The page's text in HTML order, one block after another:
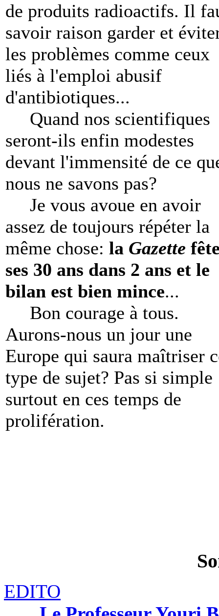
de produits radioactifs. Il
savoir raison garder et
les problèmes comme ceux
liés à l'emploi abusif
d'antibiotiques...
Quand nos scientifiques
seront-ils enfin modestes
devant l'immensité de ce
nous ne savons pas?
Je vous avoue en avoir
assez de toujours répéter la
même chose: la Gazette
ses 30 ans dans 2 ans et le
bilan est bien mince...
Bon courage à tous.
Aurons-nous un jour une
Europe qui saura maîtriser
type de sujet? Pas si simple
surtout en ces temps de
prolifération.
EDITO